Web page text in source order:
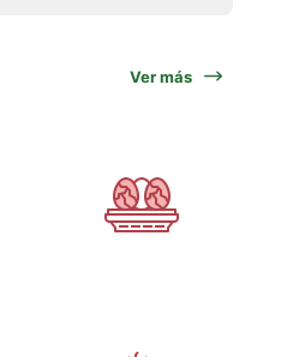
Ver más